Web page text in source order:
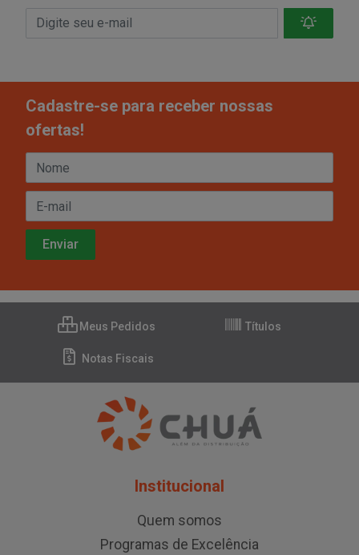
Cadastre-se para receber nossas
ofertas!
Meus Pedidos Títulos
Notas Fiscais
Institucional
Quem somos
Programas de Excelência